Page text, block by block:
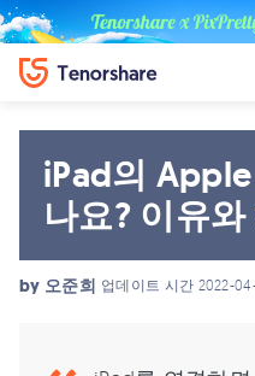
iPad의
나요? 이유
by 오준희 업데이트 시간 2022-